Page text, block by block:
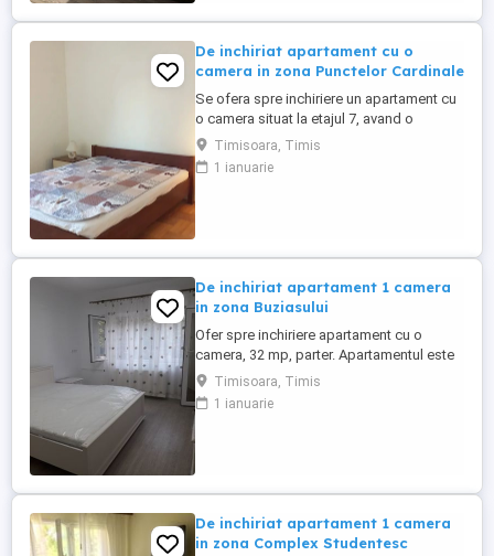
De inchiriat apartament cu o
camera in zona Punctelor Cardinale
Se ofera spre inchiriere un apartament cu
o camera situat la etajul 7, avand o
suprafata de 27 mp, utilat si mobilat cu
centrala proprie. Se inchiriaza conform
pozelor
Timisoara, Timis
1 ianuarie
De inchiriat apartament 1 camera
in zona Buziasului
Ofer spre inchiriere apartament cu o
camera, 32 mp, parter. Apartamentul este
complet mobilat si utilat (cuptor electric
WHIRPOOL, plita gaz WHIRPOOL, hota
ELECTROLUX, masina de spalat BOSCH,
Timisoara, Timis
1 ianuarie
De inchiriat apartament 1 camera
in zona Complex Studentesc